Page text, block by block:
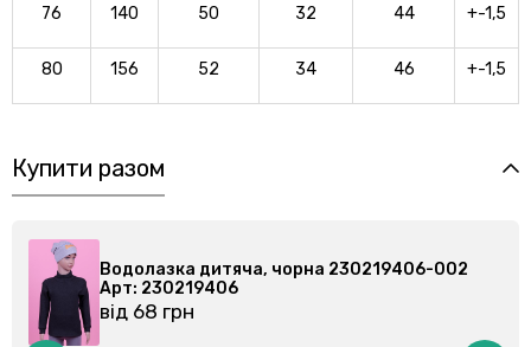
76 140 50 32 44 +-1,5
80 156 52 34 46 +-1,5
Купити разом
230219406-002
Водолазка дитяча, чорна